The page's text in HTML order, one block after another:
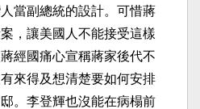
當副總統的設計。可惜蔣
，讓美國人不能接受這樣
經國痛心宣稱蔣家後代不
來得及想清楚要如何安排
。李登輝也沒能在病榻前